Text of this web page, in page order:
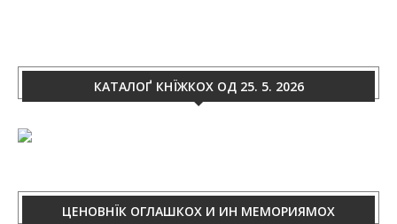
КАТАЛОҐ КНЇЖКОХ ОД 25. 5. 2026
ЦЕНОВНЇК ОГЛАШКОХ И ИН МЕМОРИЯМОХ